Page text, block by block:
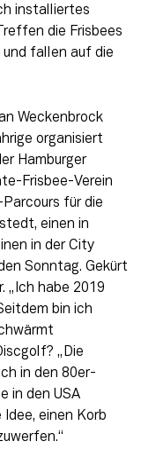
installiertes
die Frisbees
fallen auf die
Weckenbrock
organisiert
Hamburger
Frisbee-Verein
für die
einen in
in der City
Sonntag. Gekürt
„Ich habe 2019
bin ich
„Die
in den 80er-
in den USA
einen Korb